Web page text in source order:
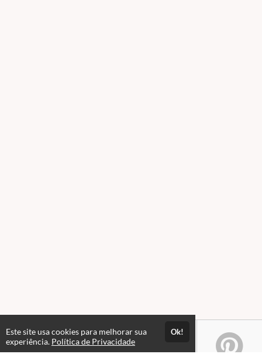
Este site usa cookies para melhorar sua
experiência. Política de Privacidade
Ok!